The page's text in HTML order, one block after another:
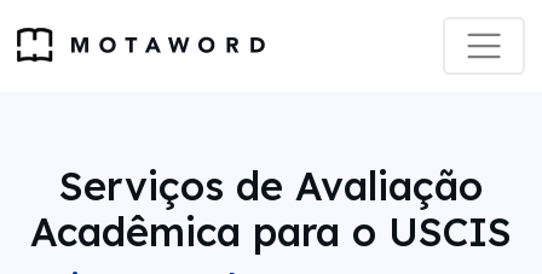
Serviços de Avaliação
Acadêmica para o USCIS